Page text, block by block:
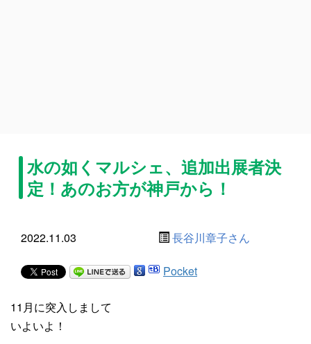
水の如くマルシェ、追加出展者決
定！あのお方が神戸から！
2022.11.03 長谷川章子さん
Pocket
11月に突入しまして
いよいよ！